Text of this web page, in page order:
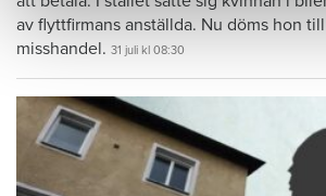
av flyttfirmans anställda. Nu döms hon
misshandel. 31 juli kl 08:30